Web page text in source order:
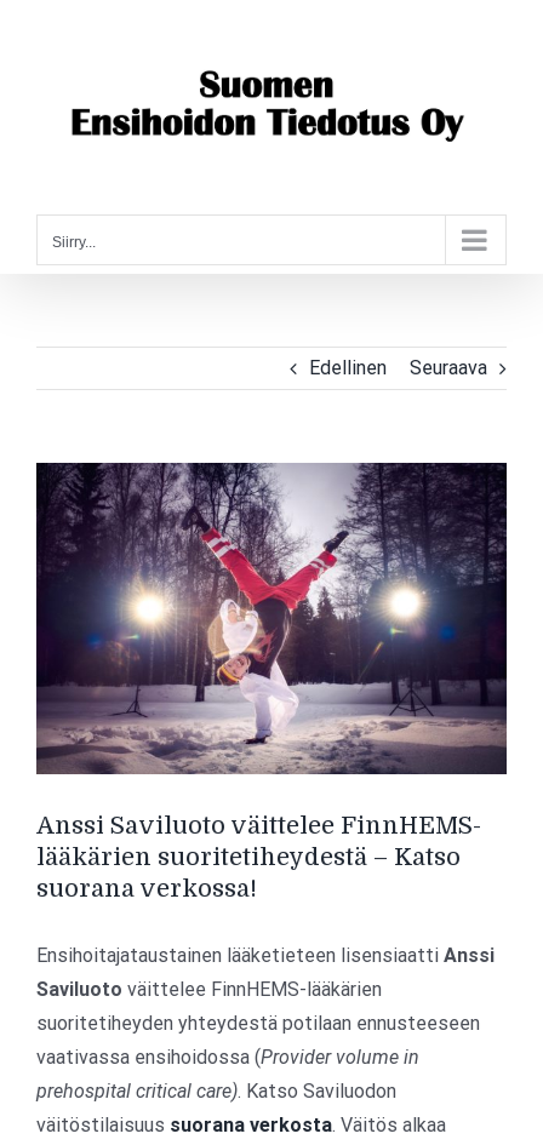
Siirry...
Edellinen Seuraava
Katso
kuvaa
isompana
Anssi Saviluoto väittelee FinnHEMS-
lääkärien suoritetiheydestä – Katso
suorana verkossa!
Ensihoitajataustainen lääketieteen lisensiaatti Anssi
Saviluoto väittelee FinnHEMS-lääkärien
suoritetiheyden yhteydestä potilaan ennusteeseen
vaativassa ensihoidossa (Provider volume in
prehospital critical care). Katso Saviluodon
väitöstilaisuus suorana verkosta. Väitös alkaa